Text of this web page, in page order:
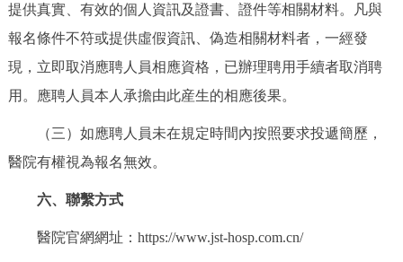
提供真實、有效的個人資訊及證書、證件等相關材料。凡與
報名條件不符或提供虛假資訊、偽造相關材料者，一經發
現，立即取消應聘人員相應資格，已辦理聘用手續者取消聘
用。應聘人員本人承擔由此産生的相應後果。
（三）如應聘人員未在規定時間內按照要求投遞簡歷，
醫院有權視為報名無效。
六、聯繫方式
醫院官網網址：https://www.jst-hosp.com.cn/